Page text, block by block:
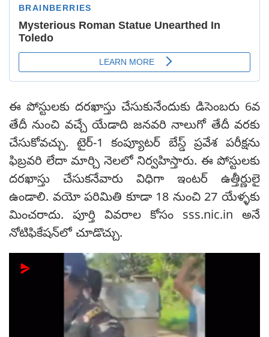
ఈ పోస్టులకు దరఖాస్తు చేసుకునేందుకు డిసెంబరు 6వ
తేదీ నుంచి వచ్చే యేడాది జనవరి నాలుగో తేదీ వరకు
చేసుకోవచ్చు. టైర్-1 కంప్యూటర్ బేస్డ్ ప్రవేశ పరీక్షను
ఫిబ్రవరి లేదా మార్చి నెలలో నిర్వహిస్తారు. ఈ పోస్టులకు
దరఖాస్తు చేసుకనేవారు విధిగా ఇంటర్ ఉత్తీర్ణులై
ఉండాలి. వయో పరిమితి కూడా 18 నుంచి 27 యేళ్ళకు
మించరాదు. పూర్తి వివరాల కోసం sss.nic.in అనే
నోటిఫికేషన్‌లో చూడొచ్చు.